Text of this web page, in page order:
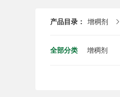
产品目录： 增稠剂 
全部分类 增稠剂